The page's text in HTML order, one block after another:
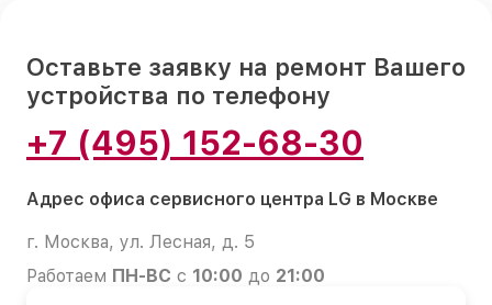
Оставьте заявку на ремонт Вашего
устройства по телефону
+7 (495) 152-68-30
Адрес офиса сервисного центра LG в Москве
г. Москва, ул. Лесная, д. 5
Работаем ПН-ВС с 10:00 до 21:00